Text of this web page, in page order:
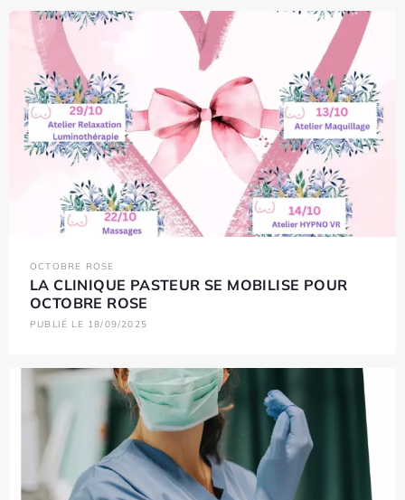
OCTOBRE ROSE
LA CLINIQUE PASTEUR SE MOBILISE POUR
OCTOBRE ROSE
PUBLIÉ LE 18/09/2025